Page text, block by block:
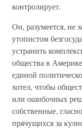
контролирует.
Он, разумеется, не
утопистом
устранить
общества в
единой
хотел, чтобы
или ошибочных
собственные,
прячущихся за